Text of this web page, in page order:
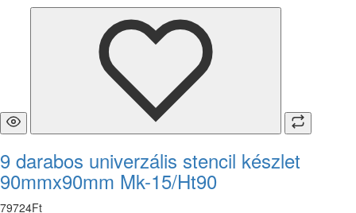
9 darabos univerzális stencil készlet
90mmx90mm Mk-15/Ht90
79724Ft